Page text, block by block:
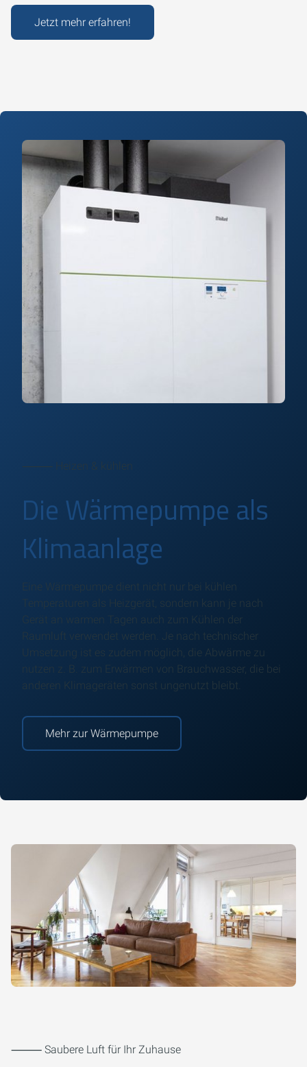
Jetzt mehr erfahren!
⸻ Heizen & kühlen
Die Wärmepumpe als
Klimaanlage
Eine Wärmepumpe dient nicht nur bei kühlen
Temperaturen als Heizgerät, sondern kann je nach
Gerät an warmen Tagen auch zum Kühlen der
Raumluft verwendet werden. Je nach technischer
Umsetzung ist es zudem möglich, die Abwärme zu
nutzen z. B. zum Erwärmen von Brauchwasser, die bei
anderen Klimageräten sonst ungenutzt bleibt.
Mehr zur Wärmepumpe
⸻ Saubere Luft für Ihr Zuhause